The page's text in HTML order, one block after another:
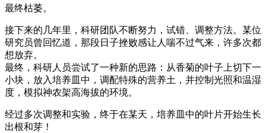
最终枯萎。
接下来的几年里，科研团队不断努力，试错、调整方法。某位
研究员曾回忆道，那段日子挫败感让人喘不过气来，许多次都
想放弃。
最终，科研人员尝试了一种新的思路：从香菊的叶子上切下一
小块，放入培养皿中，调配特殊的营养土，并控制光照和温湿
度，模拟神农架高海拔的环境。
经过多次调整和实验，终于在某天，培养皿中的叶片开始生长
出根和芽！